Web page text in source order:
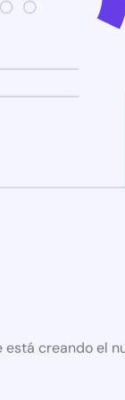
está creando el